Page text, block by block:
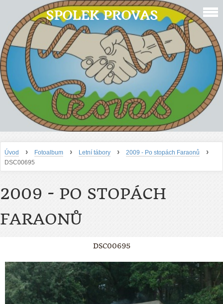
SPOLEK PROVAS
Úvod › Fotoalbum › Letní tábory › 2009 - Po stopách Faraonů ›
DSC00695
2009 - PO STOPÁCH
FARAONŮ
DSC00695